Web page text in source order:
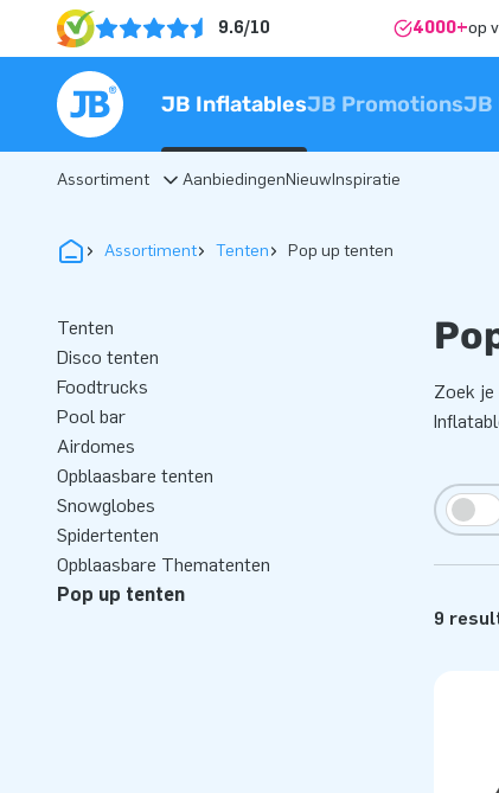
9.6/10 4000+op
JB InflatablesJB PromotionsJB
Assortiment AanbiedingenNieuwInspiratie
Assortiment Tenten Pop up tenten
Tenten
Disco tenten
Foodtrucks
Pool bar
Airdomes
Opblaasbare tenten
Snowglobes
Spidertenten
Opblaasbare Thematenten
Pop up tenten
Zoek
9